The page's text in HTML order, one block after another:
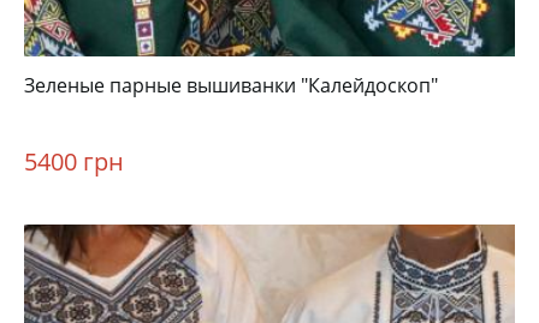
Зеленые парные вышиванки "Калейдоскоп"
5400 грн